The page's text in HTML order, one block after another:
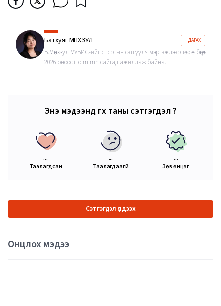
Батхуяг МӨНХЗУЛ + ДАГАХ
Б.Мөнхзул МУБИС-ийг спортын сэтгүүлч мэргэжлээр төгссөн бөгөөд
2026 оноос iToim.mn сайтад ажиллаж байна.
Энэ мэдээнд өгөх таны сэтгэгдэл ?
...
Таалагдсан
...
Таалагдаагүй
...
Зөв өнцөг
Сэтгэгдэл үлдээх
Онцлох мэдээ